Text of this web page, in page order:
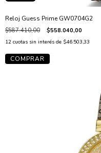
Reloj Guess Prime GW0704G2
$587.410,00 $558.040,00
12 cuotas sin interés de $46.503,33